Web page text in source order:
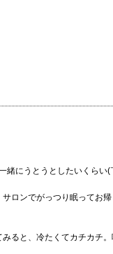
緒にうとうとしたいくらい
ロンでがっつり眠ってお帰
ると、冷たくてカチカチ。